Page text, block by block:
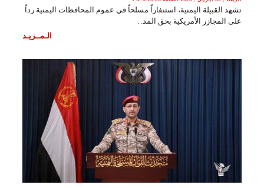
تشهد القبيلة اليمنية، استنفاراً مسلحاً في عموم المحافظات اليمنية رداً
على المجازر الأمريكية بحق المد. .
الـمــزيـد